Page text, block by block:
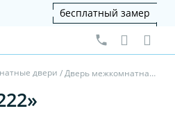
бесплатный замер
двери / Дверь межкомнатная Парма 420.222 - ясень светлый, дали бронза